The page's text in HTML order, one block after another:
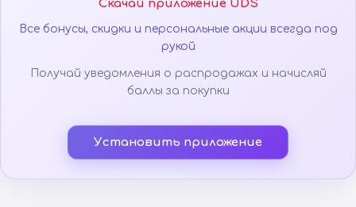
Скачай приложение UDS
Все бонусы, скидки и персональные акции всегда под
рукой
Получай уведомления о распродажах и начисляй
баллы за покупки
Установить приложение